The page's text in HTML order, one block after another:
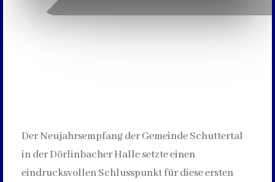
Der Neujahrsempfang der Gemeinde Schuttertal
in der Dörlinbacher Halle setzte einen
eindrucksvollen Schlusspunkt für diese ersten